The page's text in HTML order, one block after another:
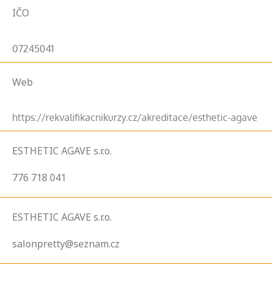
IČO
07245041
Web
https://rekvalifikacnikurzy.cz/akreditace/esthetic-agave
ESTHETIC AGAVE s.r.o.
776 718 041
ESTHETIC AGAVE s.r.o.
salonpretty@seznam.cz